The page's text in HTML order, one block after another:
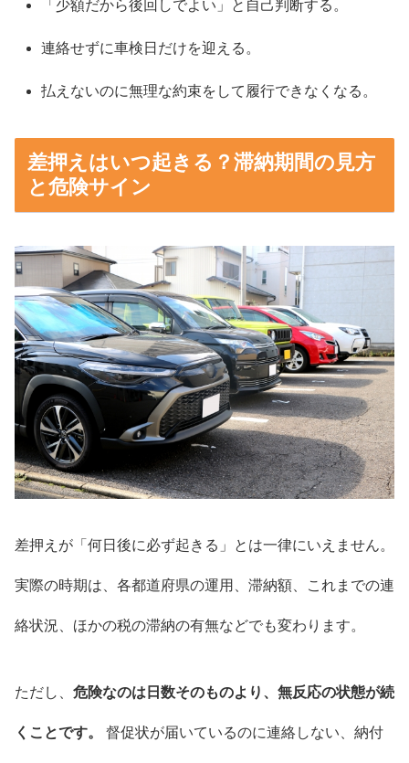
「少額だから後回しでよい」と自己判断する。
連絡せずに車検日だけを迎える。
払えないのに無理な約束をして履行できなくなる。
差押えはいつ起きる？滞納期間の見方
と危険サイン
差押えが「何日後に必ず起きる」とは一律にいえません。
実際の時期は、各都道府県の運用、滞納額、これまでの連
絡状況、ほかの税の滞納の有無などでも変わります。
ただし、 危険なのは日数そのものより、無反応の状態が続
くことです。 督促状が届いているのに連絡しない、納付